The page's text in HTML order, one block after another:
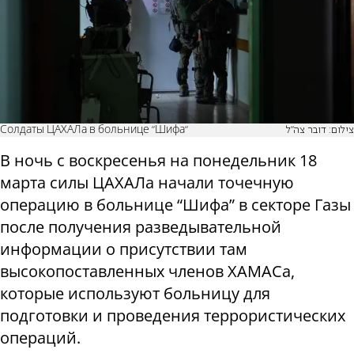
Солдаты ЦАХАЛа в больнице "Шифа" צילום: דובר צה"ל
В ночь с воскресенья на понедельник 18
марта силы ЦАХАЛа начали точечную
операцию в больнице “Шифа” в секторе Газы
после получения разведывательной
информации о присутствии там
высокопоставленных членов ХАМАСа,
которые используют больницу для
подготовки и проведения террористических
операций.